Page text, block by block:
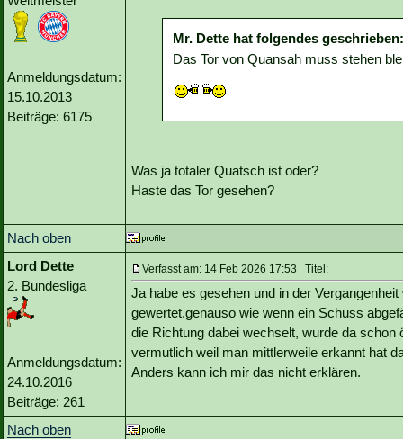
Anmeldungsdatum:
15.10.2013
Beiträge: 6175
Mr. Dette hat folgendes geschrieben:
Das Tor von Quansah muss stehen
Was ja totaler Quatsch ist oder?
Haste das Tor gesehen?
Nach oben
Lord Dette
2. Bundesliga
Anmeldungsdatum:
24.10.2016
Beiträge: 261
Verfasst am: 14 Feb 2026 17:53 Titel:
Ja habe es gesehen und in der
gewertet.genauso wie wenn ein Schuss
die Richtung dabei wechselt, wurde da schon
vermutlich weil man mittlerweile erkannt hat
Anders kann ich mir das nicht erklären.
Nach oben